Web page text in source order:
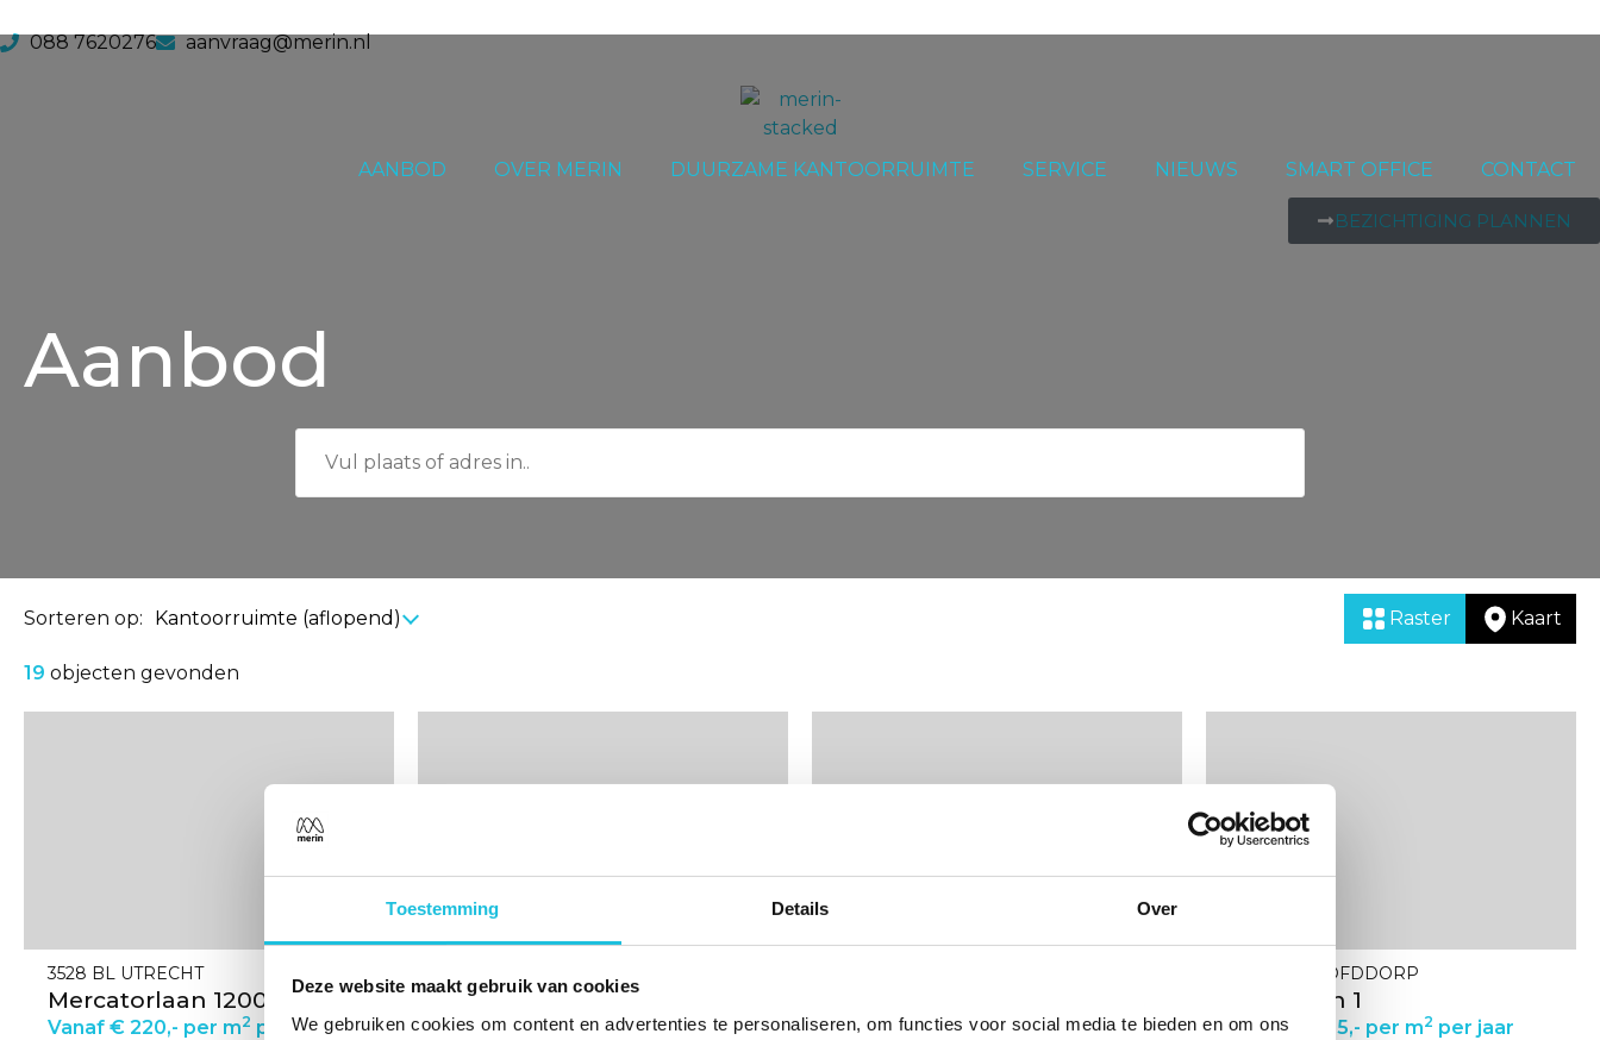
Toestemming Details Over
Deze website maakt gebruik van cookies
We gebruiken cookies om content en advertenties te personaliseren, om functies voor social media te bieden en om ons
088 7620276 aanvraag@merin.nl
AANBOD OVER MERIN DUURZAME KANTOORRUIMTE SERVICE NIEUWS SMART OFFICE CONTACT
BEZICHTIGING PLANNEN
Aanbod
Sorteren op: Raster Kaart
19 objecten gevonden
3528 BL UTRECHT
Mercatorlaan 1200
Vanaf € 220,- per m2 per jaar
detail
Hullenbergweg 278
Vanaf € 205,- per m2per jaar
detail
Vanaf € 255,- per m2per jaar
detail
pagina
van
2132 JG HOOFDDORP
Spicalaan 1
Vanaf € 205,- per m2 per jaar